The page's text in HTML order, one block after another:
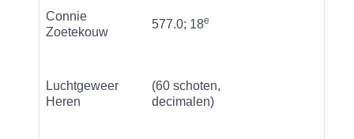
Connie
Zoetekouw
577.0; 18e
Luchtgeweer
Heren
(60 schoten,
decimalen)